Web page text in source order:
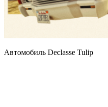
Автомобиль Declasse Tulip